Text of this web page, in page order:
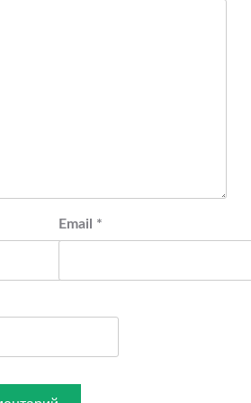
Email *